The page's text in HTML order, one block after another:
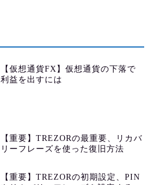
【仮想通貨FX】仮想通貨の下落で
利益を出すには
【重要】TREZORの最重要、リカバ
リーフレーズを使った復旧方法
【重要】TREZORの初期設定、PIN